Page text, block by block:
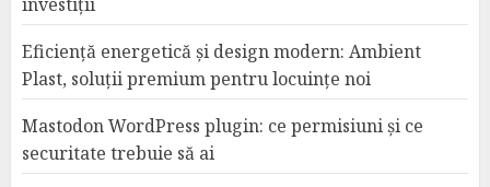
Eficiență energetică și design modern: Ambient
Plast, soluții premium pentru locuințe noi
Mastodon WordPress plugin: ce permisiuni și ce
securitate trebuie să ai